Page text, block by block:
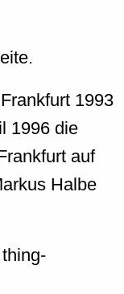
1993
1996 die
auf
Halbe